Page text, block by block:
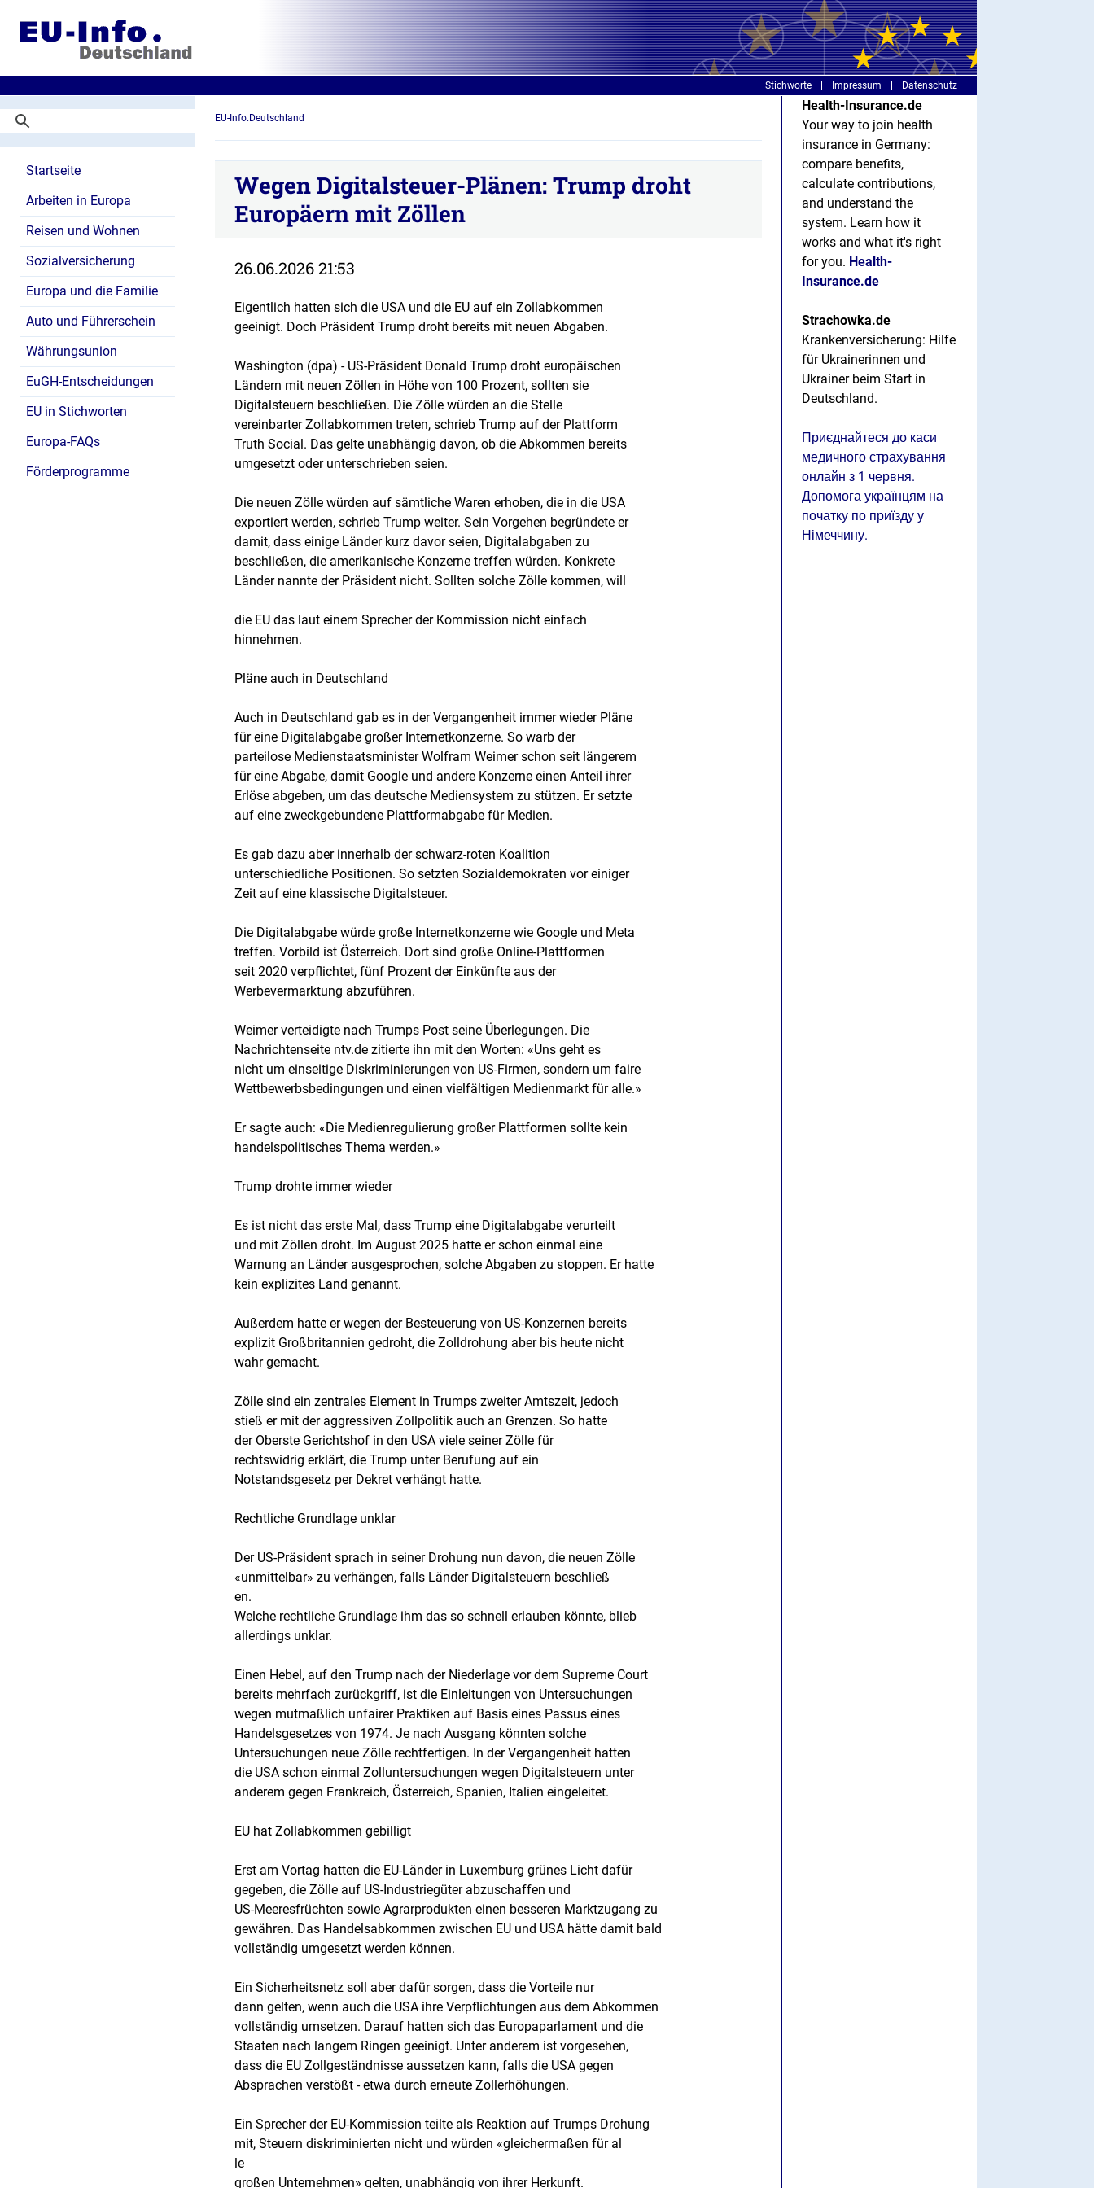
Stichworte Impressum Datenschutz
Startseite
Arbeiten in Europa
Reisen und Wohnen
Sozialversicherung
Europa und die Familie
Auto und Führerschein
Währungsunion
EuGH-Entscheidungen
EU in Stichworten
Europa-FAQs
Förderprogramme
EU-Info.Deutschland
Wegen Digitalsteuer-Plänen: Trump droht
Europäern mit Zöllen
26.06.2026 21:53
Eigentlich hatten sich die USA und die EU auf ein Zollabkommen
geeinigt. Doch Präsident Trump droht bereits mit neuen Abgaben.
Washington (dpa) - US-Präsident Donald Trump droht europäischen
Ländern mit neuen Zöllen in Höhe von 100 Prozent, sollten sie
Digitalsteuern beschließen. Die Zölle würden an die Stelle
vereinbarter Zollabkommen treten, schrieb Trump auf der Plattform
Truth Social. Das gelte unabhängig davon, ob die Abkommen bereits
umgesetzt oder unterschrieben seien.
Die neuen Zölle würden auf sämtliche Waren erhoben, die in die USA
exportiert werden, schrieb Trump weiter. Sein Vorgehen begründete er
damit, dass einige Länder kurz davor seien, Digitalabgaben zu
beschließen, die amerikanische Konzerne treffen würden. Konkrete
Länder nannte der Präsident nicht. Sollten solche Zölle kommen, will
die EU das laut einem Sprecher der Kommission nicht einfach
hinnehmen.
Pläne auch in Deutschland
Auch in Deutschland gab es in der Vergangenheit immer wieder Pläne
für eine Digitalabgabe großer Internetkonzerne. So warb der
parteilose Medienstaatsminister Wolfram Weimer schon seit längerem
für eine Abgabe, damit Google und andere Konzerne einen Anteil ihrer
Erlöse abgeben, um das deutsche Mediensystem zu stützen. Er setzte
auf eine zweckgebundene Plattformabgabe für Medien.
Es gab dazu aber innerhalb der schwarz-roten Koalition
unterschiedliche Positionen. So setzten Sozialdemokraten vor einiger
Zeit auf eine klassische Digitalsteuer.
Die Digitalabgabe würde große Internetkonzerne wie Google und Meta
treffen. Vorbild ist Österreich. Dort sind große Online-Plattformen
seit 2020 verpflichtet, fünf Prozent der Einkünfte aus der
Werbevermarktung abzuführen.
Weimer verteidigte nach Trumps Post seine Überlegungen. Die
Nachrichtenseite ntv.de zitierte ihn mit den Worten: «Uns geht es
nicht um einseitige Diskriminierungen von US-Firmen, sondern um faire
Wettbewerbsbedingungen und einen vielfältigen Medienmarkt für alle.»
Er sagte auch: «Die Medienregulierung großer Plattformen sollte kein
handelspolitisches Thema werden.»
Trump drohte immer wieder
Es ist nicht das erste Mal, dass Trump eine Digitalabgabe verurteilt
und mit Zöllen droht. Im August 2025 hatte er schon einmal eine
Warnung an Länder ausgesprochen, solche Abgaben zu stoppen. Er hatte
kein explizites Land genannt.
Außerdem hatte er wegen der Besteuerung von US-Konzernen bereits
explizit Großbritannien gedroht, die Zolldrohung aber bis heute nicht
wahr gemacht.
Zölle sind ein zentrales Element in Trumps zweiter Amtszeit, jedoch
stieß er mit der aggressiven Zollpolitik auch an Grenzen. So hatte
der Oberste Gerichtshof in den USA viele seiner Zölle für
rechtswidrig erklärt, die Trump unter Berufung auf ein
Notstandsgesetz per Dekret verhängt hatte.
Rechtliche Grundlage unklar
Der US-Präsident sprach in seiner Drohung nun davon, die neuen Zölle
«unmittelbar» zu verhängen, falls Länder Digitalsteuern beschließ
en.
Welche rechtliche Grundlage ihm das so schnell erlauben könnte, blieb
allerdings unklar.
Einen Hebel, auf den Trump nach der Niederlage vor dem Supreme Court
bereits mehrfach zurückgriff, ist die Einleitungen von Untersuchungen
wegen mutmaßlich unfairer Praktiken auf Basis eines Passus eines
Handelsgesetzes von 1974. Je nach Ausgang könnten solche
Untersuchungen neue Zölle rechtfertigen. In der Vergangenheit hatten
die USA schon einmal Zolluntersuchungen wegen Digitalsteuern unter
anderem gegen Frankreich, Österreich, Spanien, Italien eingeleitet.
EU hat Zollabkommen gebilligt
Erst am Vortag hatten die EU-Länder in Luxemburg grünes Licht dafür
gegeben, die Zölle auf US-Industriegüter abzuschaffen und
US-Meeresfrüchten sowie Agrarprodukten einen besseren Marktzugang zu
gewähren. Das Handelsabkommen zwischen EU und USA hätte damit bald
vollständig umgesetzt werden können.
Ein Sicherheitsnetz soll aber dafür sorgen, dass die Vorteile nur
dann gelten, wenn auch die USA ihre Verpflichtungen aus dem Abkommen
vollständig umsetzen. Darauf hatten sich das Europaparlament und die
Staaten nach langem Ringen geeinigt. Unter anderem ist vorgesehen,
dass die EU Zollgeständnisse aussetzen kann, falls die USA gegen
Absprachen verstößt - etwa durch erneute Zollerhöhungen.
Ein Sprecher der EU-Kommission teilte als Reaktion auf Trumps Drohung
mit, Steuern diskriminierten nicht und würden «gleichermaßen für al
le
großen Unternehmen» gelten, unabhängig von ihrer Herkunft.
Health-Insurance.de
Your way to join health
insurance in Germany:
compare benefits,
calculate contributions,
and understand the
system. Learn how it
works and what it's right
for you. Health-
Insurance.de
Strachowka.de
Krankenversicherung: Hilfe
für Ukrainerinnen und
Ukrainer beim Start in
Deutschland.
Приєднайтеся до каси
медичного страхування
онлайн з 1 червня.
Допомога українцям на
початку по приїзду у
Німеччину.